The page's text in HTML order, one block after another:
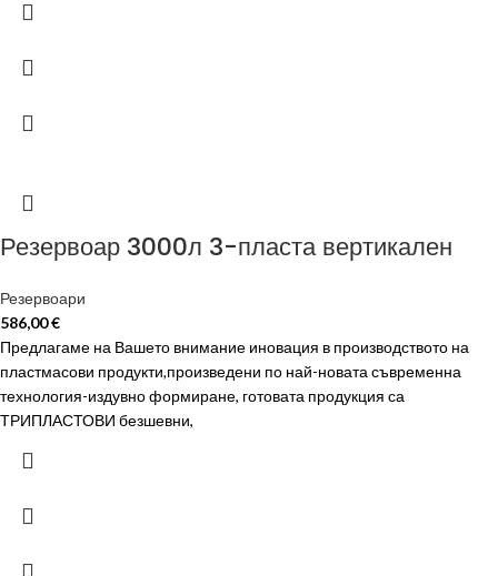
Резервоар 3000л 3-пласта вертикален
Резервоари
586,00€
Предлагаме на Вашето внимание иновация в производството на
пластмасови продукти,произведени по най-новата съвременна
технология-издувно формиране, готовата продукция са
ТРИПЛАСТОВИ безшевни,